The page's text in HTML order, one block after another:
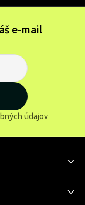
e-mail
údajov